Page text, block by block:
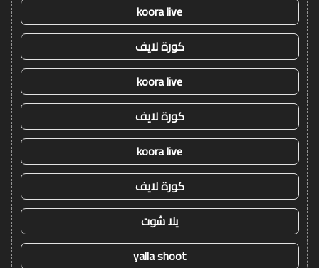
koora live
كورة لايف
koora live
كورة لايف
koora live
كورة لايف
يلا شوت
yalla shoot